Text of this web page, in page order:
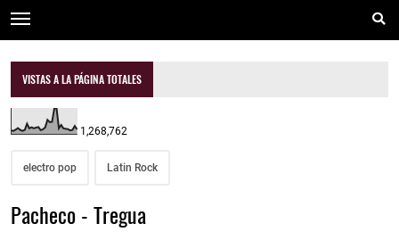
VISTAS A LA PÁGINA TOTALES
1,268,762
electro pop Latin Rock
Pacheco - Tregua